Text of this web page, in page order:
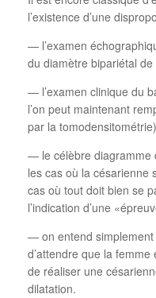
l’existence d’une
— l’examen
du diamètre bipariétal de
— l’examen clinique du
l’on peut maintenant
par la
— le célèbre diagramme
les cas où la césarienne
cas où tout doit bien se
l’indication d’une
— on entend
d’attendre que la
de réaliser une
dilatation.